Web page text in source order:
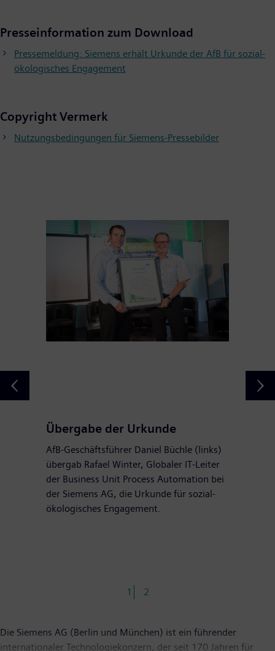
Presseinformation zum Download
Pressemeldung: Siemens erhält Urkunde der AfB für sozial-
ökologisches Engagement
Copyright Vermerk
Nutzungsbedingungen für Siemens-Pressebilder
Übergabe der Urkunde
AfB-Geschäftsführer Daniel Büchle (links)
übergab Rafael Winter, Globaler IT-Leiter
der Business Unit Process Automation bei
der Siemens AG, die Urkunde für sozial-
ökologisches Engagement.
1 2
Die Siemens AG (Berlin und München) ist ein führender
internationaler Technologiekonzern, der seit 170 Jahren für